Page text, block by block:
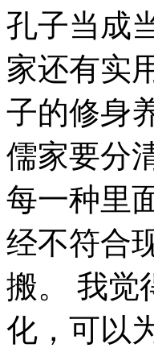
孔子当成
家还有实
子的修身
儒家要分
每一种里
经不符合
搬。 我觉
化，可以